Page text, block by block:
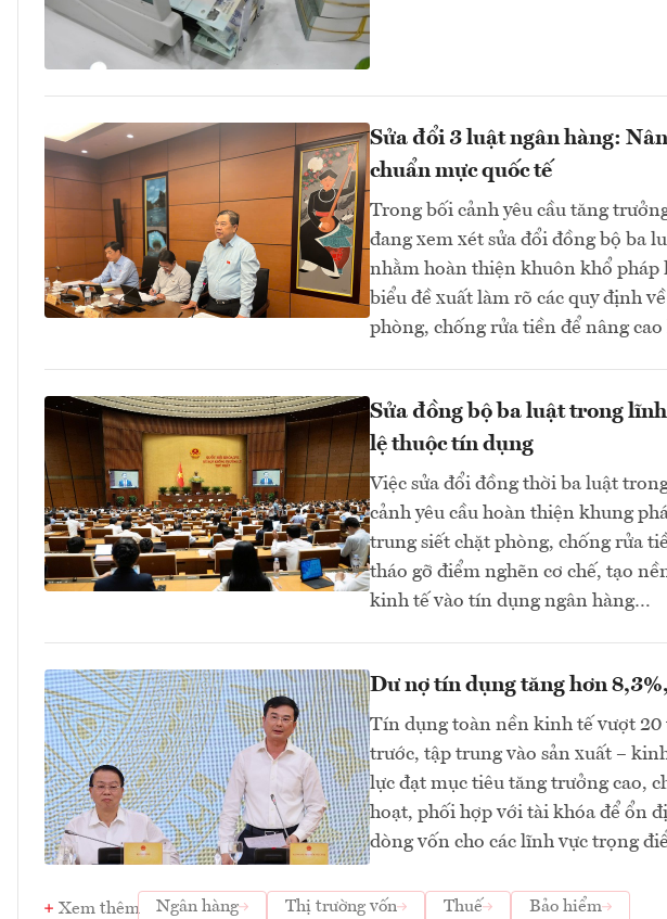
Sửa đổi 3 luật ngân hàng:
chuẩn mực quốc tế
Trong bối cảnh yêu cầu tăng
đang xem xét sửa đổi đồng bộ ba
nhằm hoàn thiện khuôn khổ pháp
biểu đề xuất làm rõ các quy định
phòng, chống rửa tiền để nâng
Sửa đồng bộ ba luật trong
lệ thuộc tín dụng
Việc sửa đổi đồng thời ba luật
cảnh yêu cầu hoàn thiện khung
trung siết chặt phòng, chống rửa
tháo gỡ điểm nghẽn cơ chế, tạo
kinh tế vào tín dụng ngân hàng…
Dư nợ tín dụng tăng hơn
Tín dụng toàn nền kinh tế vượt 20
trước, tập trung vào sản xuất –
lực đạt mục tiêu tăng trưởng cao,
hoạt, phối hợp với tài khóa để ổn
dòng vốn cho các lĩnh vực trọng
Xem thêm Ngân hàng Thị trường vốn Thuế Bảo hiểm